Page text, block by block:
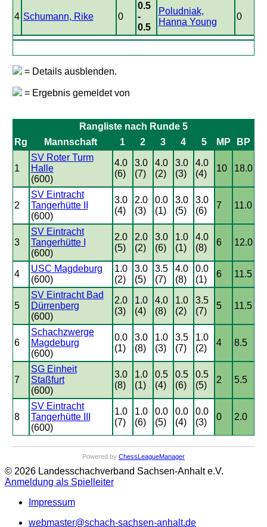
4 Schumann, Rike 0
0.5
-
0.5
Poludniak,
Hanna Young
0
= Details ausblenden.
= Ergebnis gemeldet von
Rangliste nach Runde 5
Rg
Mannschaft 1 2 3 4 5 MP BP
1
SV Roter Turm
Halle
(600)
4.0
(6)
3.0
(7)
4.0
(2)
3.0
(3)
4.0
(4)
10 18.0
2
SV Eintracht
Tangerhütte II
(600)
3.0
(4)
2.0
(3)
0.0
(1)
3.0
(5)
3.0
(6)
7 11.0
3
SV Eintracht
Tangerhütte I
(600)
2.0
(5)
2.0
(2)
3.0
(6)
1.0
(1)
4.0
(8)
6 12.0
4
USC Magdeburg
(600)
1.0
(2)
3.0
(5)
3.5
(7)
4.0
(8)
0.0
(1)
6 11.5
5
SV Eintracht Bad
Dürrenberg
(600)
2.0
(3)
1.0
(4)
4.0
(8)
1.0
(2)
3.5
(7)
5 11.5
6
Schachzwerge
Magdeburg
(600)
0.0
(1)
3.0
(8)
1.0
(3)
3.5
(7)
1.0
(2)
4 8.5
7
SG Einheit
Staßfurt
(600)
3.0
(8)
1.0
(1)
0.5
(4)
0.5
(6)
0.5
(5)
2 5.5
8
SV Eintracht
Tangerhütte III
(600)
1.0
(7)
1.0
(6)
0.0
(5)
0.0
(4)
0.0
(3)
0 2.0
Powered by ChessLeagueManager
© 2026 Landesschachverband Sachsen-Anhalt e.V.
Anmeldung als Spielleiter
Impressum
webmaster@schach-sachsen-anhalt.de